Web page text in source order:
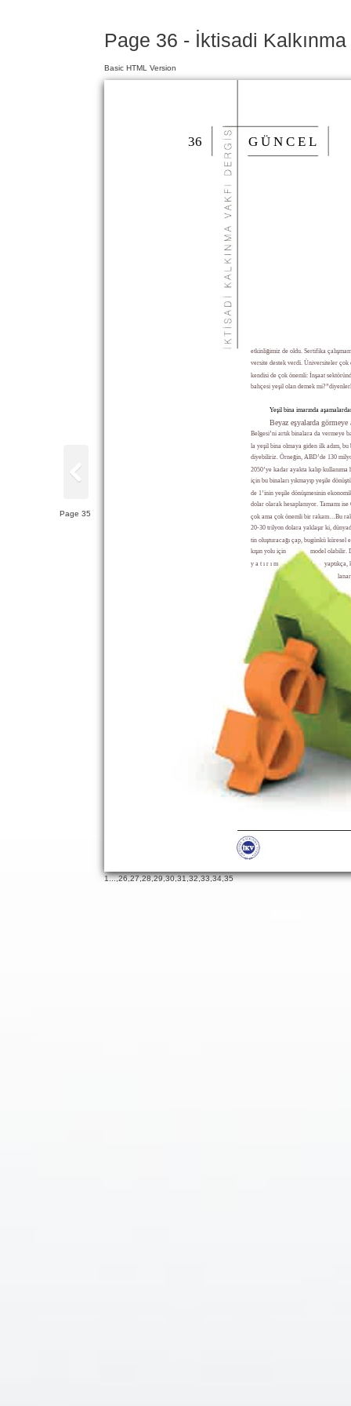
Page 36 - İktisadi
Basic HTML Version
G Ü N C E L
36
19 65
etkinliğimiz de oldu. Sertifika
versite destek verdi. Üniversiteler çok
kendisi de çok önemli: İnşaat
bahçesi yeşil olan demek
Yeşil bina imarında
Beyaz eşyalarda görmeye
Belgesi’ni artık binalara da vermeye
la yeşil bina olmaya giden ilk adım, bu
diyebiliriz. Örneğin, ABD’de 130
2050’ye kadar ayakta kalıp
için bu binaları yıkmayıp yeşile
de 1’inin yeşile dönüşmesinin
dolar olarak hesaplanıyor. Tamamı
çok ama çok önemli bir rakam…Bu
20-30 trilyon dolara yaklaşır ki,
tin oluşturacağı çap, bugünkü küresel
kışın yolu için
model olabilir.
y a t ı r ı m
yaptıkça,
Page 35
1...,26,27,28,29,30,31,32,33,34,35